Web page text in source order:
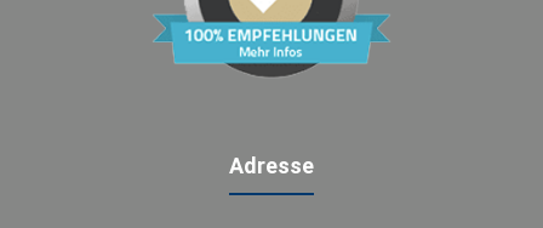
Adresse